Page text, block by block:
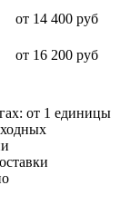
от 14 400 руб
от 16 200 руб
от 1 единицы